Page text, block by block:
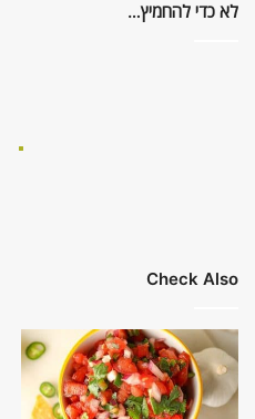
לא כדי להחמיץ…
Check Also